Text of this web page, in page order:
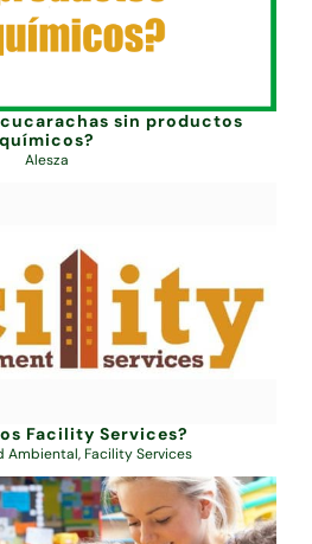
sin productos
químicos?
Alesza
Facility Services?
Ambiental,Facility Services